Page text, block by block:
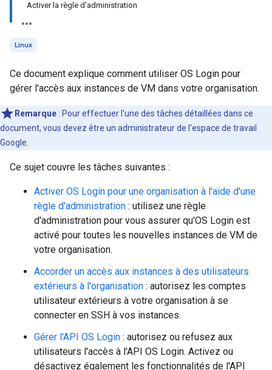
Activer la règle d'administration
Linux
Ce document explique comment utiliser OS Login pour
gérer l'accès aux instances de VM dans votre organisation.
Remarque : Pour effectuer l'une des tâches détaillées dans ce
document, vous devez être un administrateur de l'espace de travail
Google.
Ce sujet couvre les tâches suivantes :
Activer OS Login pour une organisation à l'aide d'une
règle d'administration : utilisez une règle
d'administration pour vous assurer qu'OS Login est
activé pour toutes les nouvelles instances de VM de
votre organisation.
Accorder un accès aux instances à des utilisateurs
extérieurs à l'organisation : autorisez les comptes
utilisateur extérieurs à votre organisation à se
connecter en SSH à vos instances.
Gérer l'API OS Login : autorisez ou refusez aux
utilisateurs l'accès à l'API OS Login. Activez ou
désactivez également les fonctionnalités de l'API